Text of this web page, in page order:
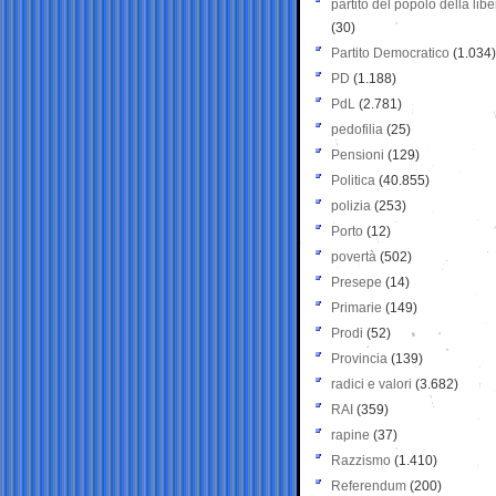
partito del popolo della
(30)
Partito Democratico (1.034)
PD (1.188)
PdL (2.781)
pedofilia (25)
Pensioni (129)
Politica (40.855)
polizia (253)
Porto (12)
povertà (502)
Presepe (14)
Primarie (149)
Prodi (52)
Provincia (139)
radici e valori (3.682)
RAI (359)
rapine (37)
Razzismo (1.410)
Referendum (200)